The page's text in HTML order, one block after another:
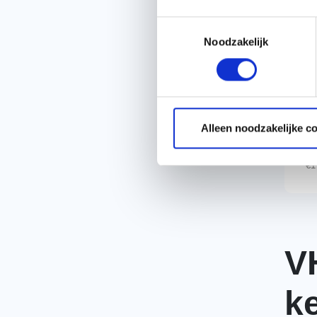
Noodzakelijk
Alleen noodzakelijke
€
€